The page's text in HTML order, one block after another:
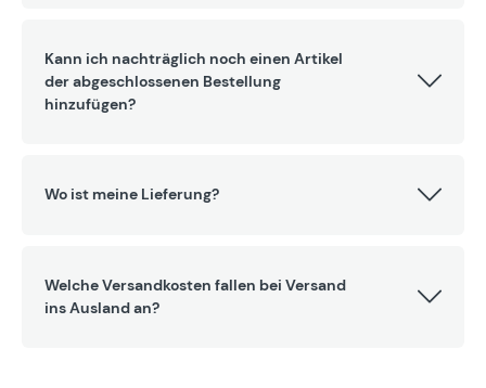
Kann ich nachträglich noch einen Artikel
der abgeschlossenen Bestellung
hinzufügen?
Wo ist meine Lieferung?
Welche Versandkosten fallen bei Versand
ins Ausland an?